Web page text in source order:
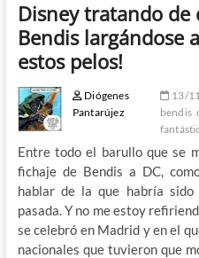
Disney tratando de
Bendis largándose
estos pelos!
Diógenes
Pantarújez
13/
bendis
Entre todo el barullo que se
fichaje de Bendis a DC,
hablar de la que habría
pasada. Y no me estoy
se celebró en Madrid y en el
nacionales que tuvieron que